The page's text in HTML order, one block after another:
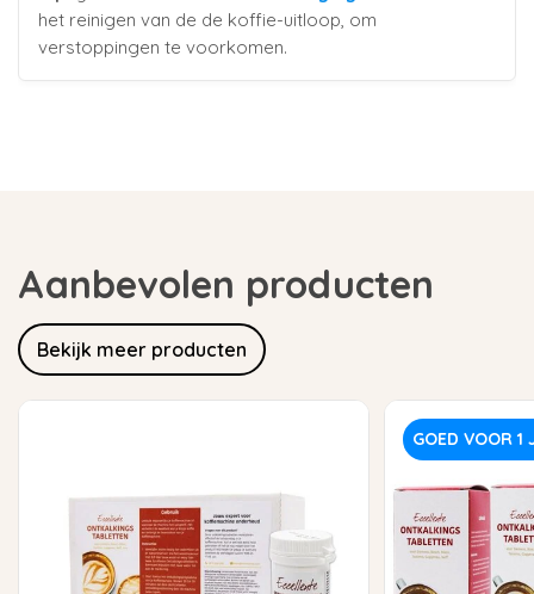
het reinigen van de de koffie-uitloop, om
verstoppingen te voorkomen.
Aanbevolen producten
Bekijk meer producten
GOED VOOR 1